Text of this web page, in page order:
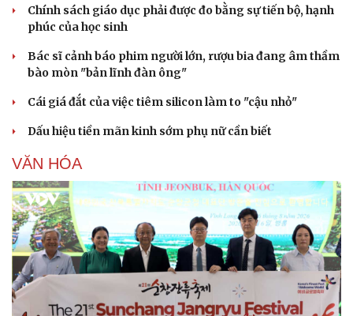
Doanh nghiệp
Công nghệ
Chính sách giáo dục phải được đo bằng sự tiến bộ, hạnh
phúc của học sinh
Bác sĩ cảnh báo phim người lớn, rượu bia đang âm thầm
bào mòn "bản lĩnh đàn ông"
Cái giá đắt của việc tiêm silicon làm to "cậu nhỏ"
Dấu hiệu tiền mãn kinh sớm phụ nữ cần biết
VĂN HÓA